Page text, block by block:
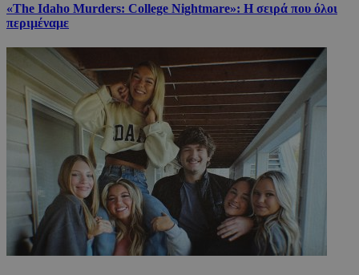
«The Idaho Murders: College Nightmare»: Η σειρά που όλοι
περιμέναμε